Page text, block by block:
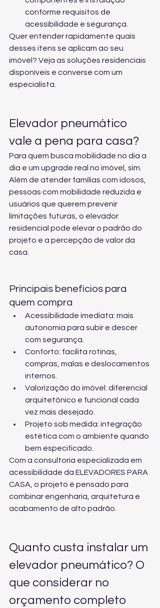
conforme requisitos de
acessibilidade e segurança.
Quer entender rapidamente quais
desses itens se aplicam ao seu
imóvel? Veja as soluções residenciais
disponíveis e converse com um
especialista.
Elevador pneumático
vale a pena para casa?
Para quem busca mobilidade no dia a
dia e um upgrade real no imóvel, sim.
Além de atender famílias com idosos,
pessoas com mobilidade reduzida e
usuários que querem prevenir
limitações futuras, o elevador
residencial pode elevar o padrão do
projeto e a percepção de valor da
casa.
Principais benefícios para
quem compra
Acessibilidade imediata: mais
autonomia para subir e descer
com segurança.
Conforto: facilita rotinas,
compras, malas e deslocamentos
internos.
Valorização do imóvel: diferencial
arquitetônico e funcional cada
vez mais desejado.
Projeto sob medida: integração
estética com o ambiente quando
bem especificado.
Com a consultoria especializada em
acessibilidade da ELEVADORES PARA
CASA, o projeto é pensado para
combinar engenharia, arquitetura e
acabamento de alto padrão.
Quanto custa instalar um
elevador pneumático? O
que considerar no
orçamento completo